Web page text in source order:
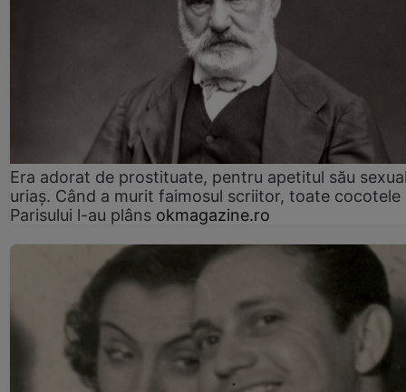
Era adorat de prostituate, pentru apetitul său
uriaș. Când a murit faimosul scriitor, toate cocotele
Parisului l-au plâns okmagazine.ro